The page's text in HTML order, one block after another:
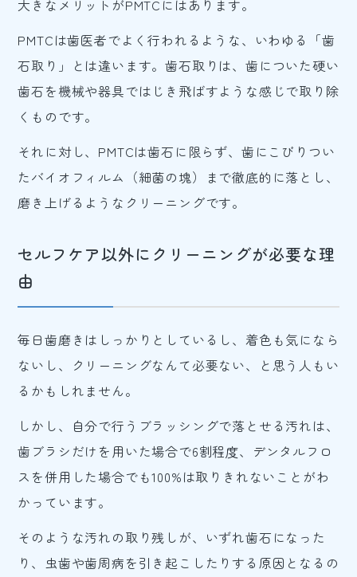
大きなメリットがPMTCにはあります。
PMTCは歯医者でよく行われるような、いわゆる「歯
石取り」とは違います。歯石取りは、歯についた硬い
歯石を機械や器具ではじき飛ばすような感じで取り除
くものです。
それに対し、PMTCは歯石に限らず、歯にこびりつい
たバイオフィルム（細菌の塊）まで徹底的に落とし、
磨き上げるようなクリーニングです。
セルフケア以外にクリーニングが必要な理
由
毎日歯磨きはしっかりとしているし、着色も気になら
ないし、クリーニングなんて必要ない、と思う人もい
るかもしれません。
しかし、自分で行うブラッシングで落とせる汚れは、
歯ブラシだけを用いた場合で6割程度、デンタルフロ
スを併用した場合でも100%は取りきれないことがわ
かっています。
そのような汚れの取り残しが、いずれ歯石になった
り、虫歯や歯周病を引き起こしたりする原因となるの